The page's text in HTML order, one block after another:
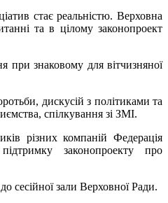
стає реальністю. Верховна
та в цілому законопроект
при знаковому для вітчизняної
дискусій з політиками та
спілкування зі ЗМІ.
різних компаній Федерація
законопроекту про
сесійної зали Верховної Ради.